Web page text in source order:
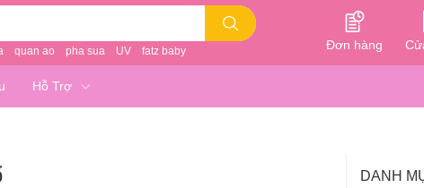
quan ao pha sua UV fatz baby Đơn hàng
Hỗ Trợ
DANH